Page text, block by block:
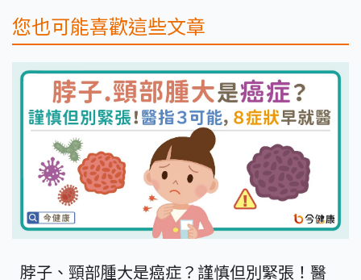
您也可能喜歡這些文章
脖子、頸部腫大是癌症？謹慎但別緊張！醫